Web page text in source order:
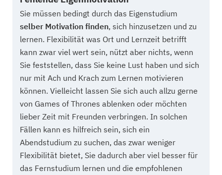
Sie müssen bedingt durch das Eigenstudium
selber Motivation finden, sich hinzusetzen und zu
lernen. Flexibilität was Ort und Lernzeit betrifft
kann zwar viel wert sein, nützt aber nichts, wenn
Sie feststellen, dass Sie keine Lust haben und sich
nur mit Ach und Krach zum Lernen motivieren
können. Vielleicht lassen Sie sich auch allzu gerne
von Games of Thrones ablenken oder möchten
lieber Zeit mit Freunden verbringen. In solchen
Fällen kann es hilfreich sein, sich ein
Abendstudium zu suchen, das zwar weniger
Flexibilität bietet, Sie dadurch aber viel besser für
das Fernstudium lernen und die empfohlenen